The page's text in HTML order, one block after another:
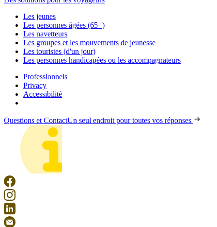
Les jeunes
Les personnes âgées (65+)
Les navetteurs
Les groupes et les mouvements de jeunesse
Les touristes (d'un jour)
Les personnes handicapées ou les accompagnateurs
Professionnels
Privacy
Accessibilité
Questions et ContactUn seul endroit pour toutes vos réponses